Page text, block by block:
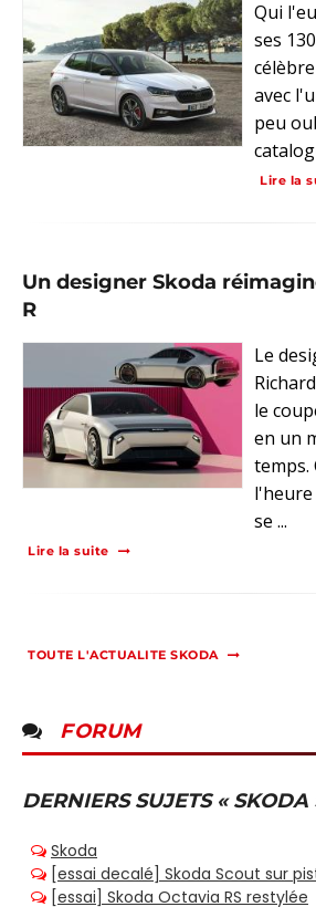
Qui
ses
avec
peu
Lire la
Un designer Skoda
R
Le
le
en un
temps.
se ...
Lire la suite
TOUTE L'ACTUALITE SKODA
FORUM
DERNIERS SUJETS «